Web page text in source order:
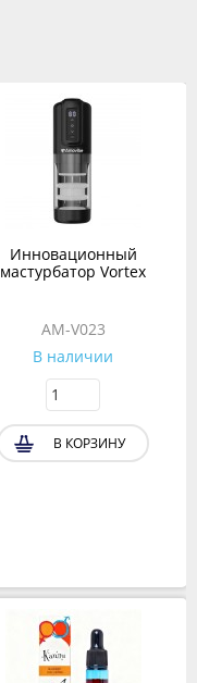
Инновационный
мастурбатор Vortex
AM-V023
В наличии
В КОРЗИНУ